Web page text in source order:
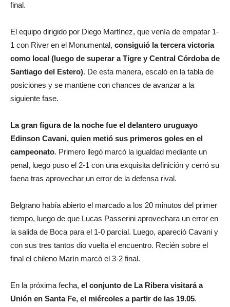
final.
El equipo dirigido por Diego Martínez, que venía de empatar 1-
1 con River en el Monumental, consiguió la tercera victoria
como local (luego de superar a Tigre y Central Córdoba de
Santiago del Estero). De esta manera, escaló en la tabla de
posiciones y se mantiene con chances de avanzar a la
siguiente fase.
La gran figura de la noche fue el delantero uruguayo
Edinson Cavani, quien metió sus primeros goles en el
campeonato. Primero llegó marcó la igualdad mediante un
penal, luego puso el 2-1 con una exquisita definición y cerró su
faena tras aprovechar un error de la defensa rival.
Belgrano había abierto el marcado a los 20 minutos del primer
tiempo, luego de que Lucas Passerini aprovechara un error en
la salida de Boca para el 1-0 parcial. Luego, apareció Cavani y
con sus tres tantos dio vuelta el encuentro. Recién sobre el
final el chileno Marín marcó el 3-2 final.
En la próxima fecha, el conjunto de La Ribera visitará a
Unión en Santa Fe, el miércoles a partir de las 19.05.